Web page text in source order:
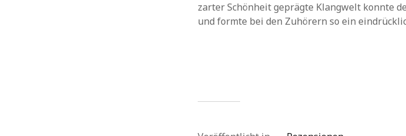
zarter Schönheit geprägte Klangwelt konnte
und formte bei den Zuhörern so ein